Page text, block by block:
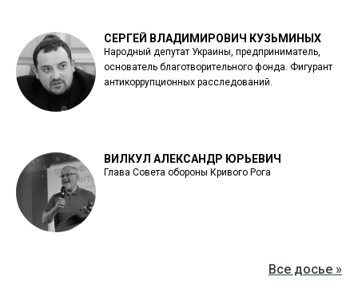
СЕРГЕЙ ВЛАДИМИРОВИЧ КУЗЬМИНЫХ
Народный депутат Украины, предприниматель,
основатель благотворительного фонда. Фигурант
антикоррупционных расследований.
ВИЛКУЛ АЛЕКСАНДР ЮРЬЕВИЧ
Глава Совета обороны Кривого Рога
Все досье »